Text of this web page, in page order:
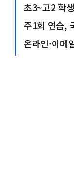
초3~고2 학
주1회 연습,
온라인·이메